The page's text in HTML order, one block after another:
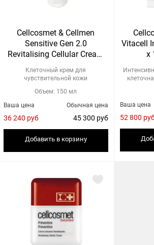
120
Cellcosmet & Cellmen
Sensitive Gen 2.0
Revitalising Cellular Cream
(проф)
Клеточный крем для
чувствительной кожи
Объем: 150 мл
Обычная цена
45 300 руб
Ваша цена
36 240 руб
Добавить в корзину
Vitacell
x
Ваша цена
52 800